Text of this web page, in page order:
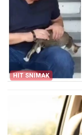
HIT SNIMAK